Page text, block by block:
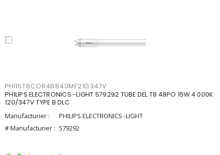
PHI15T8COR48840MF21G347V
PHILIPS ELECTRONICS -LIGHT 579292 TUBE DEL T8 48PO 15W 4 000K
120/347V TYPE B DLC
Manufacturier :
PHILIPS ELECTRONICS -LIGHT
# Manufacturier : 579292